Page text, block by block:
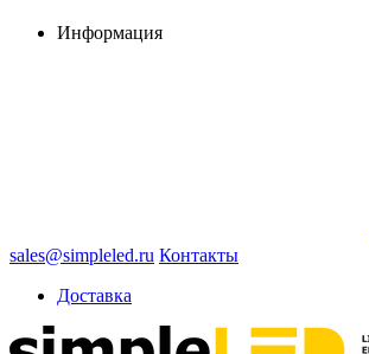
Информация
sales@simpleled.ru Контакты
Доставка